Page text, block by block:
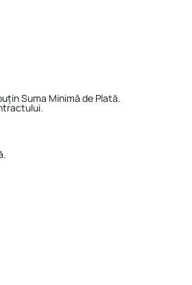
Suma Minimă de Plată.